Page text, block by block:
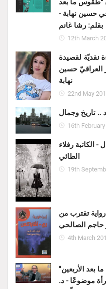
"طقوس ما بعد
حسين نهابة -
بقلم: رشا غانم
12th March
نقديّة لقصيدة
العراقيّ حسين
نهابة
22nd May
16th
رفلاء
الطائي
19th
تقترب من
حاجم الصالحي
4th March
بعد الأربعين"
موضوعًا - د.